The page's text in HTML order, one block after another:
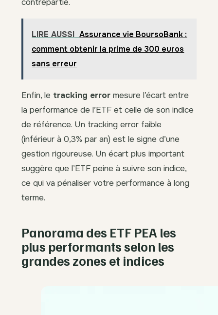
LIRE AUSSI Assurance vie BoursoBank :
comment obtenir la prime de 300 euros
sans erreur
Enfin, le tracking error mesure l’écart entre
la performance de l’ETF et celle de son indice
de référence. Un tracking error faible
(inférieur à 0,3% par an) est le signe d’une
gestion rigoureuse. Un écart plus important
suggère que l’ETF peine à suivre son indice,
ce qui va pénaliser votre performance à long
terme.
Panorama des ETF PEA les
plus performants selon les
grandes zones et indices